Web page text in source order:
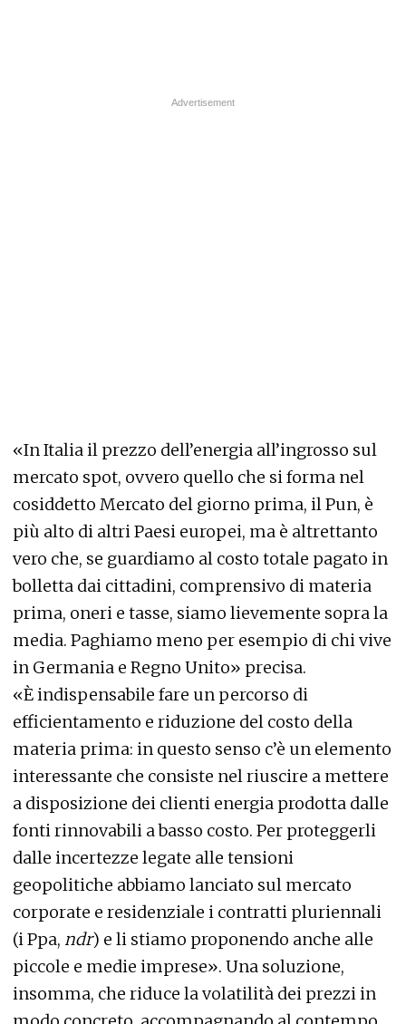
«In Italia il prezzo dell’energia all’ingrosso sul
mercato spot, ovvero quello che si forma nel
cosiddetto Mercato del giorno prima, il Pun, è
più alto di altri Paesi europei, ma è altrettanto
vero che, se guardiamo al costo totale pagato in
bolletta dai cittadini, comprensivo di materia
prima, oneri e tasse, siamo lievemente sopra la
media. Paghiamo meno per esempio di chi vive
in Germania e Regno Unito» precisa.
«È indispensabile fare un percorso di
efficientamento e riduzione del costo della
materia prima: in questo senso c’è un elemento
interessante che consiste nel riuscire a mettere
a disposizione dei clienti energia prodotta dalle
fonti rinnovabili a basso costo. Per proteggerli
dalle incertezze legate alle tensioni
geopolitiche abbiamo lanciato sul mercato
corporate e residenziale i contratti pluriennali
(i Ppa, ndr) e li stiamo proponendo anche alle
piccole e medie imprese». Una soluzione,
insomma, che riduce la volatilità dei prezzi in